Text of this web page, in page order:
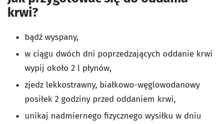
krwi?
bądź wyspany,
w ciągu dwóch dni poprzedzających oddanie krwi
wypij około 2 l płynów,
zjedz lekkostrawny, białkowo-węglowodanowy
posiłek 2 godziny przed oddaniem krwi,
unikaj nadmiernego fizycznego wysiłku w dniu